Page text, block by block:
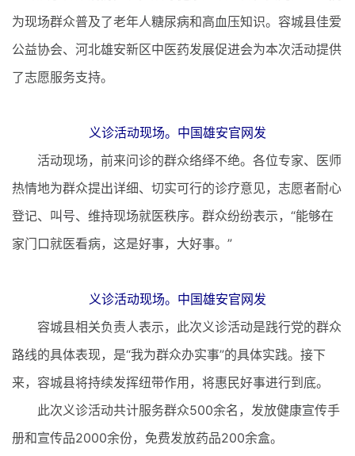
为现场群众普及了老年人糖尿病和高血压知识。容城县佳爱
公益协会、河北雄安新区中医药发展促进会为本次活动提供
了志愿服务支持。
义诊活动现场。中国雄安官网发
活动现场，前来问诊的群众络绎不绝。各位专家、医师
热情地为群众提出详细、切实可行的诊疗意见，志愿者耐心
登记、叫号、维持现场就医秩序。群众纷纷表示，“能够在
家门口就医看病，这是好事，大好事。”
义诊活动现场。中国雄安官网发
容城县相关负责人表示，此次义诊活动是践行党的群众
路线的具体表现，是“我为群众办实事”的具体实践。接下
来，容城县将持续发挥纽带作用，将惠民好事进行到底。
此次义诊活动共计服务群众500余名，发放健康宣传手
册和宣传品2000余份，免费发放药品200余盒。